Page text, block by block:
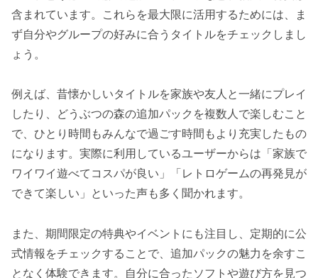
含まれています。これらを最大限に活用するためには、ま
ず自分やグループの好みに合うタイトルをチェックしまし
ょう。
例えば、昔懐かしいタイトルを家族や友人と一緒にプレイ
したり、どうぶつの森の追加パックを複数人で楽しむこと
で、ひとり時間もみんなで過ごす時間もより充実したもの
になります。実際に利用しているユーザーからは「家族で
ワイワイ遊べてコスパが良い」「レトロゲームの再発見が
できて楽しい」といった声も多く聞かれます。
また、期間限定の特典やイベントにも注目し、定期的に公
式情報をチェックすることで、追加パックの魅力を余すこ
となく体験できます。自分に合ったソフトや遊び方を見つ